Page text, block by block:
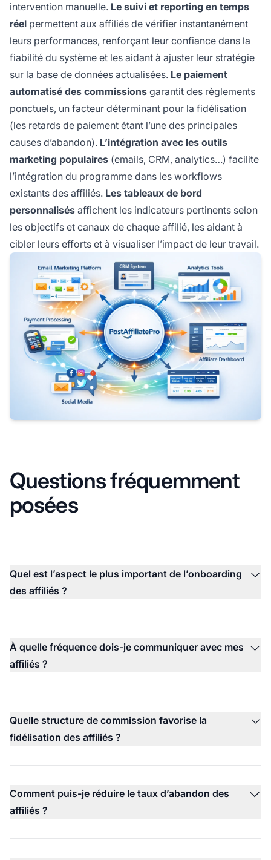
intervention manuelle. Le suivi et reporting en temps
réel permettent aux affiliés de vérifier instantanément
leurs performances, renforçant leur confiance dans la
fiabilité du système et les aidant à ajuster leur stratégie
sur la base de données actualisées. Le paiement
automatisé des commissions garantit des règlements
ponctuels, un facteur déterminant pour la fidélisation
(les retards de paiement étant l’une des principales
causes d’abandon). L’intégration avec les outils
marketing populaires (emails, CRM, analytics…) facilite
l’intégration du programme dans les workflows
existants des affiliés. Les tableaux de bord
personnalisés affichent les indicateurs pertinents selon
les objectifs et canaux de chaque affilié, les aidant à
cibler leurs efforts et à visualiser l’impact de leur travail.
Questions fréquemment
posées
Quel est l’aspect le plus important de l’onboarding
des affiliés ?
À quelle fréquence dois-je communiquer avec mes
affiliés ?
Quelle structure de commission favorise la
fidélisation des affiliés ?
Comment puis-je réduire le taux d’abandon des
affiliés ?